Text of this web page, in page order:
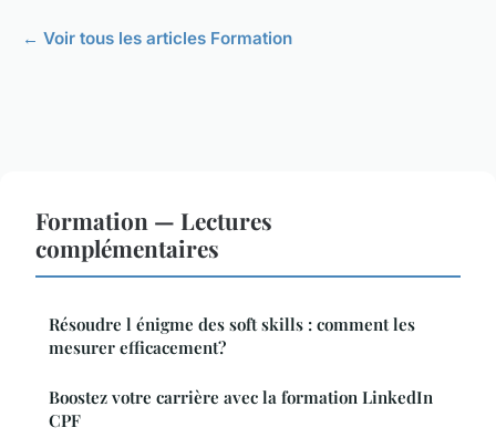
← Voir tous les articles Formation
Formation — Lectures
complémentaires
Résoudre l énigme des soft skills : comment les
mesurer efficacement?
Boostez votre carrière avec la formation LinkedIn
CPF